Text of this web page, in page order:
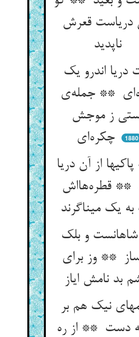
دریاست قعرش
ناپدید
دریا اندرو یک
** جمله‌ی
ز موجش
1880
از آن دریا
** قطره‌هااش
و بلک
** وز برای
نیک هم بر
دست ** از ره